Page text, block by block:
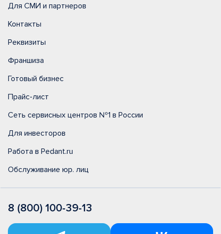
Для СМИ и партнеров
Контакты
Реквизиты
Франшиза
Готовый бизнес
Прайс-лист
Сеть сервисных центров №1 в России
Для инвесторов
Работа в Pedant.ru
Обслуживание юр. лиц
8 (800) 100-39-13